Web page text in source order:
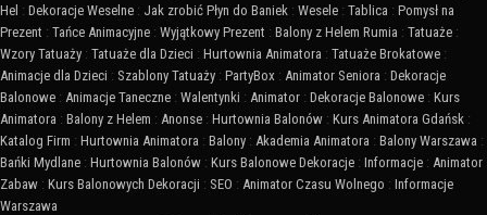
Hel : Dekoracje Weselne : Jak zrobić Płyn do Baniek : Wesele : Tablica : Pomysł na
Prezent : Tańce Animacyjne : Wyjątkowy Prezent : Balony z Helem Rumia : Tatuaże :
Wzory Tatuaży : Tatuaże dla Dzieci : Hurtownia Animatora : Tatuaże Brokatowe :
Animacje dla Dzieci : Szablony Tatuaży : PartyBox : Animator Seniora : Dekoracje
Balonowe : Animacje Taneczne : Walentynki : Animator : Dekoracje Balonowe : Kurs
Animatora : Balony z Helem : Anonse : Hurtownia Balonów : Kurs Animatora Gdańsk :
Katalog Firm : Hurtownia Animatora : Balony : Akademia Animatora : Balony Warszawa :
Bańki Mydlane : Hurtownia Balonów : Kurs Balonowe Dekoracje : Informacje : Animator
Zabaw : Kurs Balonowych Dekoracji : SEO : Animator Czasu Wolnego : Informacje
Warszawa